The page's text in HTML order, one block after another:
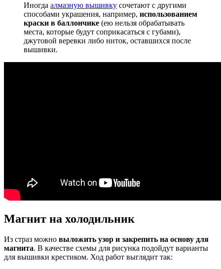
Иногда алмазную вышивку сочетают с другими
способами украшения, например, использованием
краски в баллончике (ею нельзя обрабатывать
места, которые будут соприкасаться с губами),
джутовой веревки либо ниток, оставшихся после
вышивки.
Магнит на холодильник
Из страз можно выложить узор и закрепить на основу для
магнита. В качестве схемы для рисунка подойдут варианты
для вышивки крестиком. Ход работ выглядит так: